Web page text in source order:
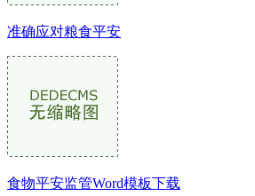
准确应对粮食平安
食物平安监管Word模板下载